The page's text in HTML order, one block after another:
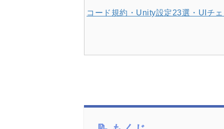
コード規約・Unity設定23選・UIチ